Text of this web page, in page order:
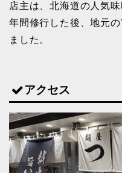
店主は、北海道の人気
年間修行した後、地元
ました。
アクセス